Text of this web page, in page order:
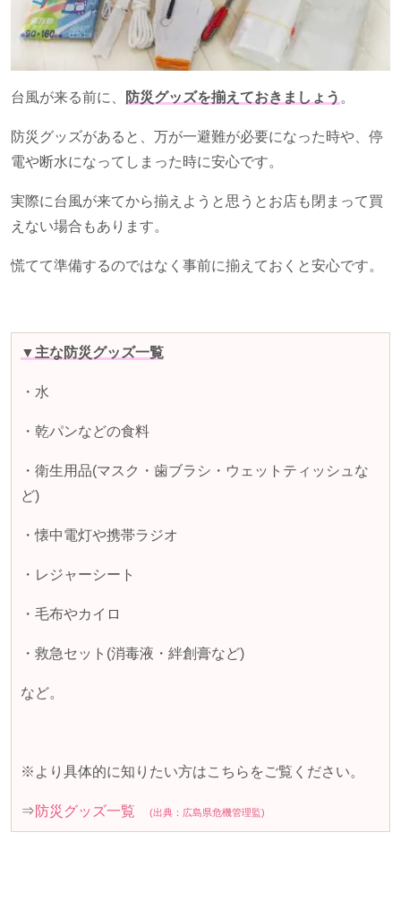
台風が来る前に、 防災グッズを揃えておきましょう 。
防災グッズがあると、万が一避難が必要になった時や、停
電や断水になってしまった時に安心です。
実際に台風が来てから揃えようと思うとお店も閉まって買
えない場合もあります。
慌てて準備するのではなく事前に揃えておくと安心です。
▼主な防災グッズ一覧
・水
・乾パンなどの食料
・衛生用品(マスク・歯ブラシ・ウェットティッシュな
ど)
・懐中電灯や携帯ラジオ
・レジャーシート
・毛布やカイロ
・救急セット (消毒液・絆創膏など)
など。
※より具体的に知りたい方はこちらをご覧ください。
⇒防災グッズ一覧 (出典： 広島県危機管理監)